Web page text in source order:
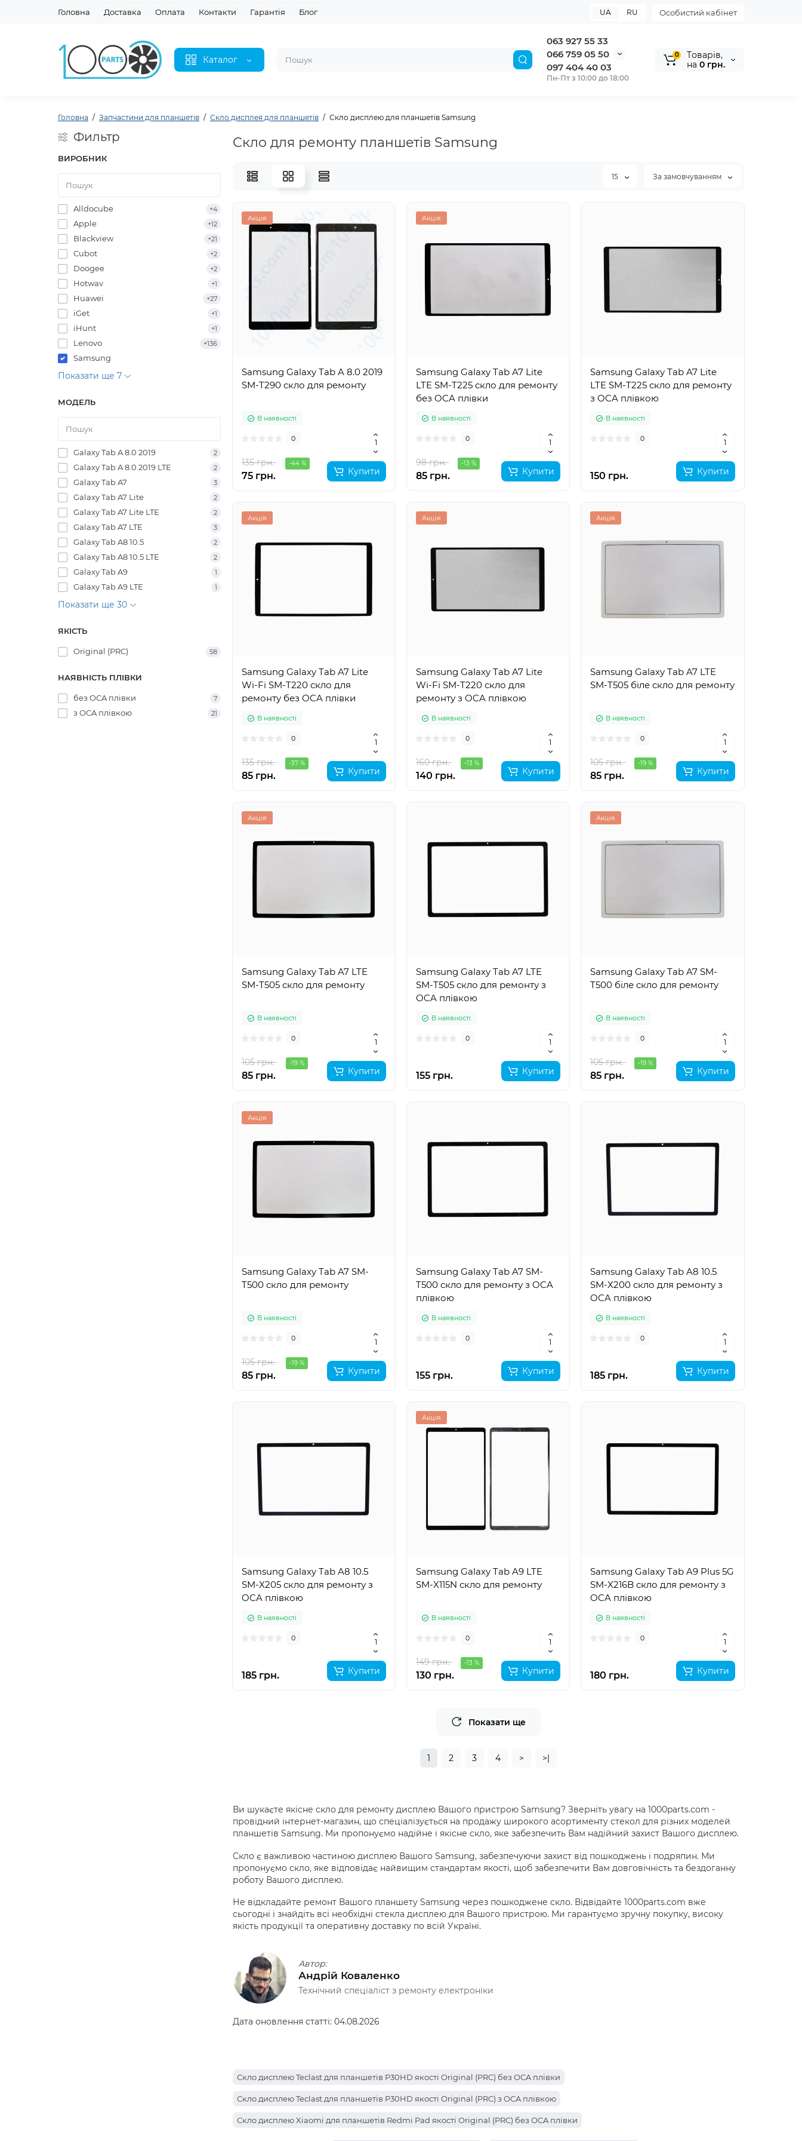
Головна Доставка Оплата Контакти Гарантія Блог Особистий кабінет
UA RU
Каталог
063 927 55 33
066 759 05 50
097 404 40 03
Пн-Пт з 10:00 до 18:00
0
Tоварів,
на 0 грн.
Головна Запчастини для планшетів Скло дисплея для планшетів Скло дисплею для планшетів Samsung
Фильтр
ВИРОБНИК
Alldocube +4
Apple +12
Blackview +21
Cubot +2
Doogee +2
Hotwav +1
Huawei +27
iGet +1
iHunt +1
Lenovo +136
Samsung
Показати ще 7
МОДЕЛЬ
Galaxy Tab A 8.0 2019 2
Galaxy Tab A 8.0 2019 LTE 2
Galaxy Tab A7 3
Galaxy Tab A7 Lite 2
Galaxy Tab A7 Lite LTE 2
Galaxy Tab A7 LTE 3
Galaxy Tab A8 10.5 2
Galaxy Tab A8 10.5 LTE 2
Galaxy Tab A9 1
Galaxy Tab A9 LTE 1
Показати ще 30
ЯКІСТЬ
Original (PRC) 58
НАЯВНІСТЬ ПЛІВКИ
без OCA плівки 7
з OCA плівкою 21
Скло для ремонту планшетів Samsung
15 За замовчуванням
Акція
Samsung Galaxy Tab A 8.0 2019
SM-T290 скло для ремонту
В наявності
0
135 грн. -44 %
75 грн. Купити
Акція
Samsung Galaxy Tab A7 Lite
LTE SM-T225 скло для ремонту
без OCA плівки
В наявності
0
98 грн. -13 %
85 грн. Купити
Samsung Galaxy Tab A7 Lite
LTE SM-T225 скло для ремонту
з OCA плівкою
В наявності
0
150 грн. Купити
Акція
Samsung Galaxy Tab A7 Lite
Wi-Fi SM-T220 скло для
ремонту без OCA плівки
В наявності
0
135 грн. -37 %
85 грн. Купити
Акція
Samsung Galaxy Tab A7 Lite
Wi-Fi SM-T220 скло для
ремонту з OCA плівкою
В наявності
0
160 грн. -13 %
140 грн. Купити
Акція
Samsung Galaxy Tab A7 LTE
SM-T505 біле скло для ремонту
В наявності
0
105 грн. -19 %
85 грн. Купити
Акція
Samsung Galaxy Tab A7 LTE
SM-T505 скло для ремонту
В наявності
0
105 грн. -19 %
85 грн. Купити
Samsung Galaxy Tab A7 LTE
SM-T505 скло для ремонту з
OCA плівкою
В наявності
0
155 грн. Купити
Акція
Samsung Galaxy Tab A7 SM-
T500 біле скло для ремонту
В наявності
0
105 грн. -19 %
85 грн. Купити
Акція
Samsung Galaxy Tab A7 SM-
T500 скло для ремонту
В наявності
0
105 грн. -19 %
85 грн. Купити
Samsung Galaxy Tab A7 SM-
T500 скло для ремонту з OCA
плівкою
В наявності
0
155 грн. Купити
Samsung Galaxy Tab A8 10.5
SM-X200 скло для ремонту з
OCA плівкою
В наявності
0
185 грн. Купити
Samsung Galaxy Tab A8 10.5
SM-X205 скло для ремонту з
OCA плівкою
В наявності
0
185 грн. Купити
Акція
Samsung Galaxy Tab A9 LTE
SM-X115N скло для ремонту
В наявності
0
149 грн. -13 %
130 грн. Купити
Samsung Galaxy Tab A9 Plus 5G
SM-X216B скло для ремонту з
OCA плівкою
В наявності
0
180 грн. Купити
Показати ще
1 2 3 4 > >|
Ви шукаєте якісне скло для ремонту дисплею Вашого пристрою Samsung? Зверніть увагу на 1000parts.com -
провідний інтернет-магазин, що спеціалізується на продажу широкого асортименту стекол для різних моделей
планшетів Samsung. Ми пропонуємо надійне і якісне скло, яке забезпечить Вам надійний захист Вашого дисплею.
Скло є важливою частиною дисплею Вашого Samsung, забезпечуючи захист від пошкоджень і подряпин. Ми
пропонуємо скло, яке відповідає найвищим стандартам якості, щоб забезпечити Вам довговічність та бездоганну
роботу Вашого дисплею.
Не відкладайте ремонт Вашого планшету Samsung через пошкоджене скло. Відвідайте 1000parts.com вже
сьогодні і знайдіть всі необхідні стекла дисплею для Вашого пристрою. Ми гарантуємо зручну покупку, високу
якість продукції та оперативну доставку по всій Україні.
Автор:
Андрій Коваленко
Технічний спеціаліст з ремонту електроніки
Дата оновлення статті: 04.08.2026
Скло дисплею Teclast для планшетів P30HD якості Original (PRC) без OCA плівки
Скло дисплею Teclast для планшетів P30HD якості Original (PRC) з OCA плівкою
Скло дисплею Xiaomi для планшетів Redmi Pad якості Original (PRC) без OCA плівки